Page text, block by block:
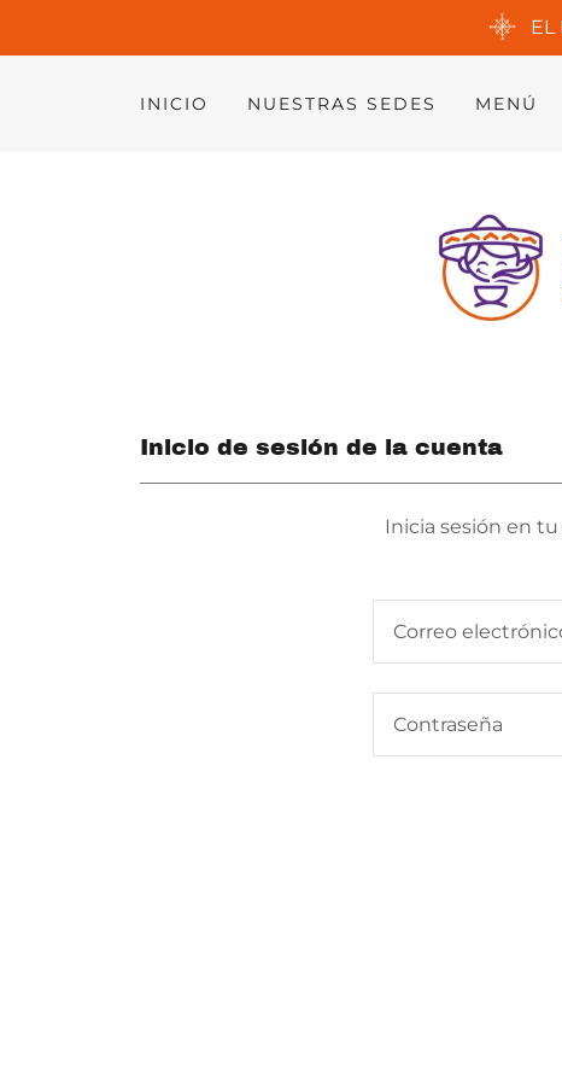
EL
INICIO NUESTRAS SEDES MENÚ
Inicio de sesión de la cuenta
Inicia sesión en